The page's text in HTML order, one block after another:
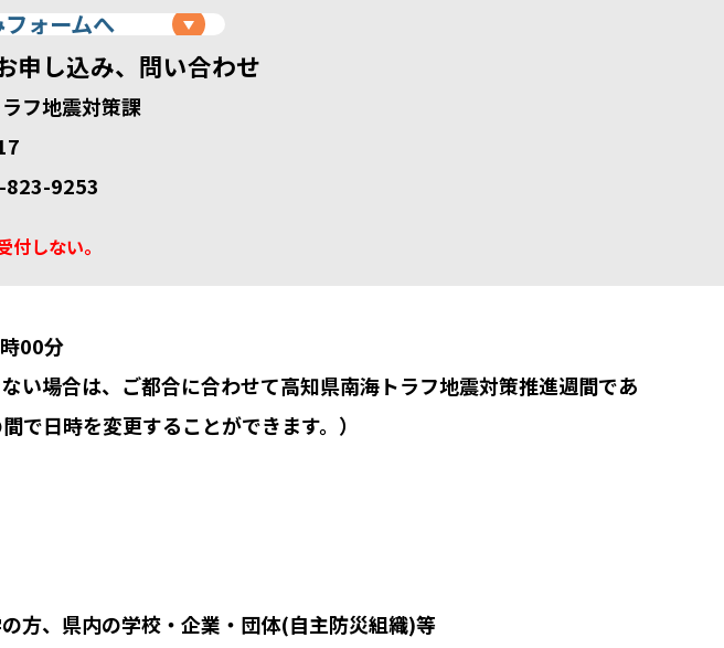
ォームへ
申し込み、問い合わせ
フ地震対策課
823-9253
しない。
00分
ない場合は、ご都合に合わせて高知県南海トラフ地震対策推進週間であ
で日時を変更することができます。）
方、県内の学校・企業・団体(自主防災組織)等